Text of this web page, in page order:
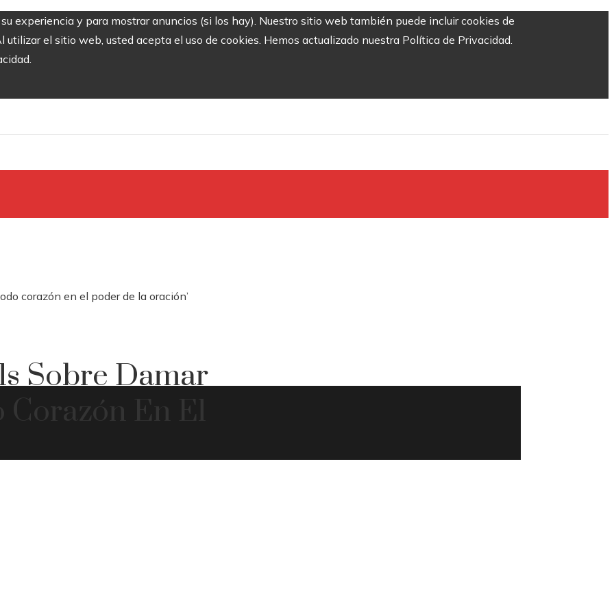
experiencia y para mostrar anuncios (si los hay). Nuestro sitio web también puede incluir cookies de
utilizar el sitio web, usted acepta el uso de cookies. Hemos actualizado nuestra Política de Privacidad.
corazón en el poder de la oración’
Sobre Damar
Corazón En El